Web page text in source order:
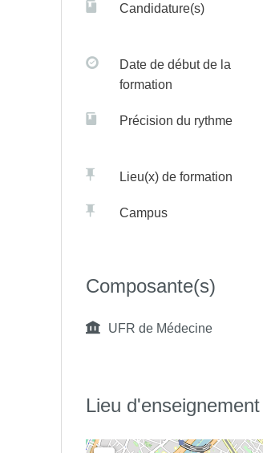
Candidature(s)
Date de début de la
formation
Précision du rythme
Lieu(x) de formation
Campus
Composante(s)
UFR de Médecine
Lieu d'enseignement